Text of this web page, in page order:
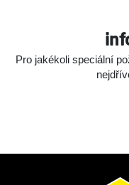
Pro jakékoli speciální